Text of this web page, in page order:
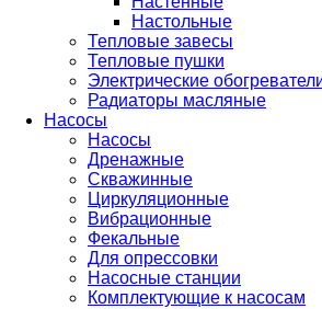
Настольные
Тепловые завесы
Тепловые пушки
Электрические
Радиаторы масляные
Насосы
Насосы
Дренажные
Скважинные
Циркуляционные
Вибрационные
Фекальные
Для опрессовки
Насосные станции
Комплектующие к насосам